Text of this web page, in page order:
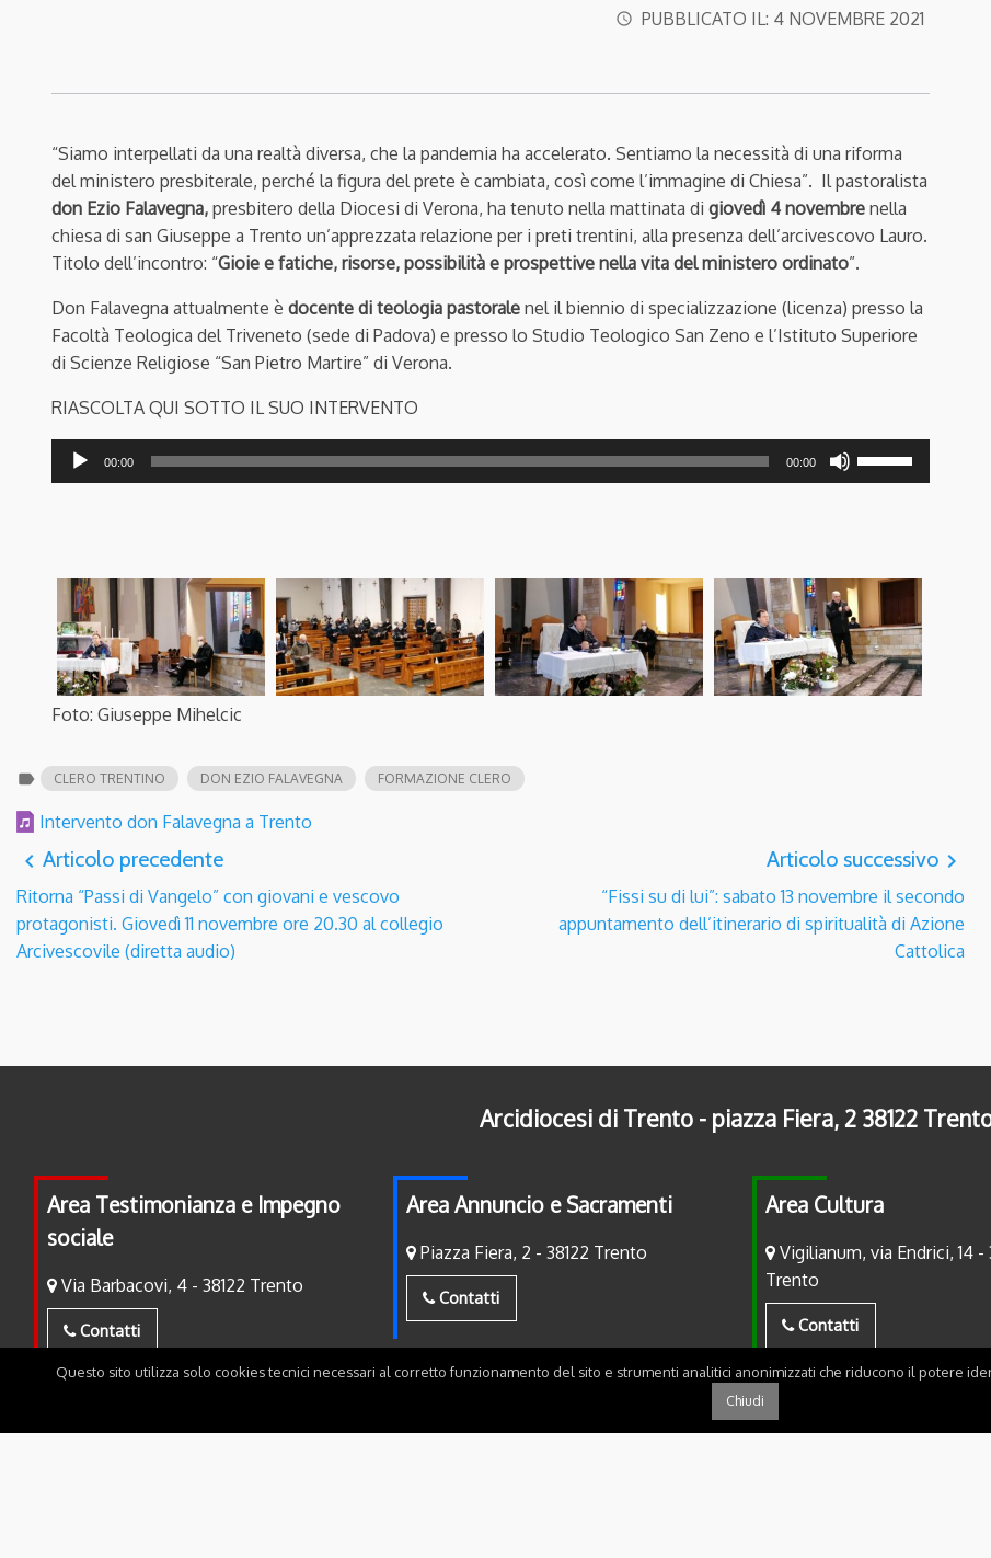
access_time PUBBLICATO IL: 4 NOVEMBRE 2021
“Siamo interpellati da una realtà diversa, che la pandemia ha accelerato. Sentiamo la necessità di una riforma
del ministero presbiterale, perché la figura del prete è cambiata, così come l’immagine di Chiesa”. Il pastoralista
don Ezio Falavegna, presbitero della Diocesi di Verona, ha tenuto nella mattinata di giovedì 4 novembre nella
chiesa di san Giuseppe a Trento un’apprezzata relazione per i preti trentini, alla presenza dell’arcivescovo Lauro.
Titolo dell’incontro: “Gioie e fatiche, risorse, possibilità e prospettive nella vita del ministero ordinato”.
Don Falavegna attualmente è docente di teologia pastorale nel il biennio di specializzazione (licenza) presso la
Facoltà Teologica del Triveneto (sede di Padova) e presso lo Studio Teologico San Zeno e l’Istituto Superiore
di Scienze Religiose “San Pietro Martire” di Verona.
RIASCOLTA QUI SOTTO IL SUO INTERVENTO
Audio
Player
00:00 00:00
i
per
aumentare
o
diminuire
il
Foto: Giuseppe Mihelcic
label CLERO TRENTINO DON EZIO FALAVEGNA FORMAZIONE CLERO
Intervento don Falavegna a Trento
navigate_before Articolo precedente
Ritorna “Passi di Vangelo” con giovani e vescovo
protagonisti. Giovedì 11 novembre ore 20.30 al collegio
Arcivescovile (diretta audio)
Articolo successivo navigate_next
“Fissi su di lui”: sabato 13 novembre il secondo
appuntamento dell’itinerario di spiritualità di Azione
Cattolica
Arcidiocesi di Trento - piazza Fiera, 2 38122
Area Testimonianza e Impegno
sociale
Via Barbacovi, 4 - 38122 Trento
Contatti
Area Annuncio e Sacramenti
Piazza Fiera, 2 - 38122 Trento
Contatti
Area Cultura
Vigilianum, via Endrici, 14 -
Trento
Contatti
Questo sito utilizza solo cookies tecnici necessari al corretto funzionamento del sito e strumenti analitici anonimizzati che riducono il potere
Chiudi